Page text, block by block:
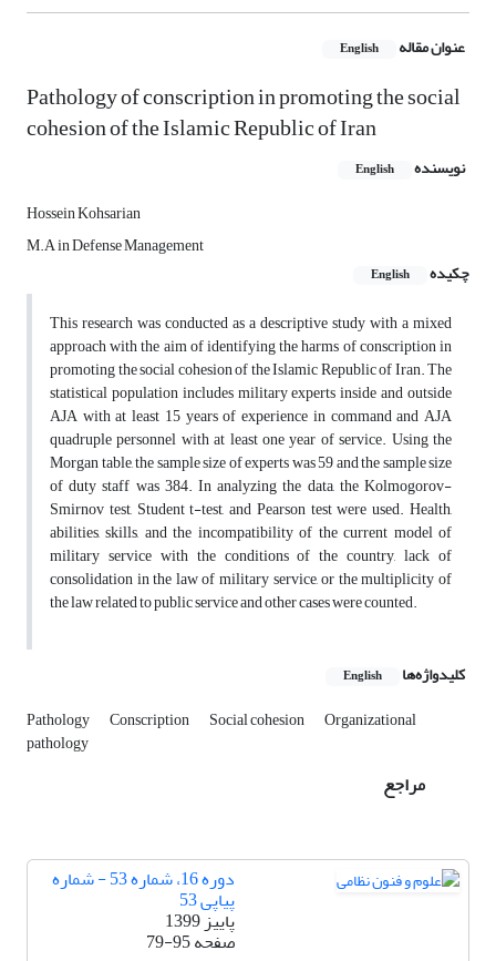
عنوان مقاله English
Pathology of conscription in promoting the social
cohesion of the Islamic Republic of Iran
نویسنده English
Hossein Kohsarian
M.A in Defense Management
چکیده
English
This research was conducted as a descriptive study with a mixed
approach with the aim of identifying the harms of conscription in
promoting the social cohesion of the Islamic Republic of Iran. The
statistical population includes military experts inside and outside
AJA with at least 15 years of experience in command and AJA
quadruple personnel with at least one year of service. Using the
Morgan table, the sample size of experts was 59 and the sample size
of duty staff was 384. In analyzing the data, the Kolmogorov-
Smirnov test, Student t-test, and Pearson test were used. Health,
abilities, skills, and the incompatibility of the current model of
military service with the conditions of the country, lack of
consolidation in the law of military service, or the multiplicity of
the law related to public service and other cases were counted.
کلیدواژه‌ها English
Pathology Conscription Social cohesion Organizational
pathology
مراجع
دوره 16، شماره 53 - شماره
پیاپی 53
پاییز 1399
صفحه79-95